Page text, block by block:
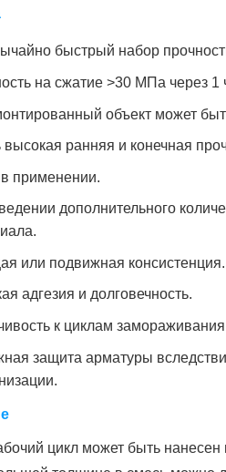
быстрый набор
на сжатие >30 МПа через 1
объект может
ранняя и конечная
в применении.
дополнительного
или подвижная консистенция.
адгезия и долговечность.
к циклам
защита арматуры
цикл может быть